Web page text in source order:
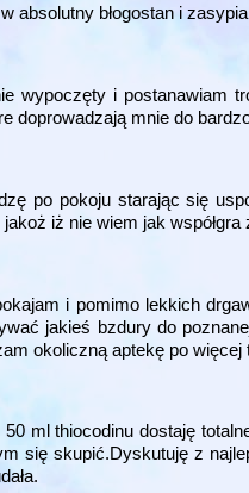
absolutny błogostan i
wypoczęty i postanawiam
doprowadzają mnie do
po pokoju starając się
iż nie wiem jak współgra
i pomimo lekkich
jakieś bzdury do
okoliczną aptekę po
50 ml thiocodinu dostaję
się skupić.Dyskutuję z